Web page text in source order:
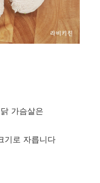
가슴살은
기로 자릅니다